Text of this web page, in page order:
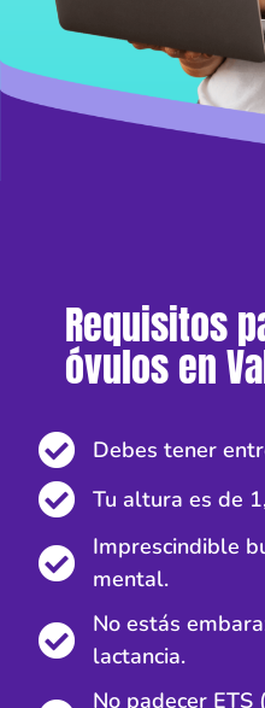
Requisitos
óvulos en
Debes tener
Tu altura es de
Imprescindible
mental.
No estás
lactancia.
No padecer